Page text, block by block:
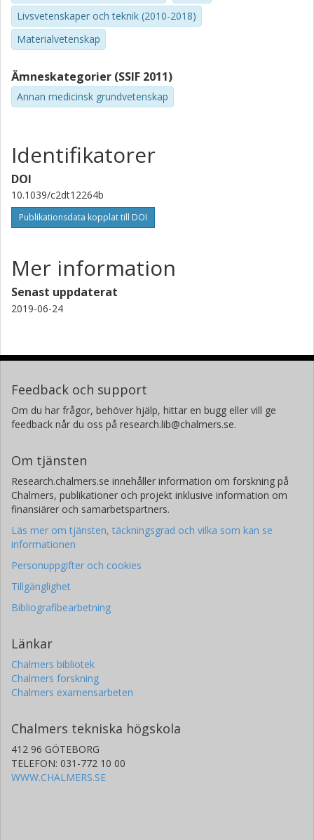
Livsvetenskaper och teknik (2010-2018)
Materialvetenskap
Ämneskategorier (SSIF 2011)
Annan medicinsk grundvetenskap
Identifikatorer
DOI
10.1039/c2dt12264b
Publikationsdata kopplat till DOI
Mer information
Senast uppdaterat
2019-06-24
Feedback och support
Om du har frågor, behöver hjälp, hittar en bugg eller vill ge
feedback når du oss på research.lib@chalmers.se.
Om tjänsten
Research.chalmers.se innehåller information om forskning på
Chalmers, publikationer och projekt inklusive information om
finansiärer och samarbetspartners.
Läs mer om tjänsten, täckningsgrad och vilka som kan se
informationen
Personuppgifter och cookies
Tillgänglighet
Bibliografibearbetning
Länkar
Chalmers bibliotek
Chalmers forskning
Chalmers examensarbeten
Chalmers tekniska högskola
412 96 GÖTEBORG
TELEFON: 031-772 10 00
WWW.CHALMERS.SE